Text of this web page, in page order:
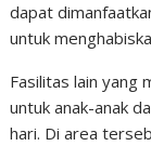
dapat
untuk
Fasilitas lain yang
untuk anak-anak
hari. Di area